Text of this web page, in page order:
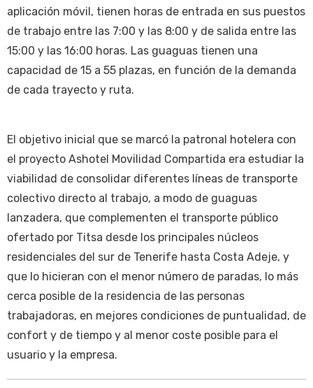
aplicación móvil, tienen horas de entrada en sus puestos
de trabajo entre las 7:00 y las 8:00 y de salida entre las
15:00 y las 16:00 horas. Las guaguas tienen una
capacidad de 15 a 55 plazas, en función de la demanda
de cada trayecto y ruta.
El objetivo inicial que se marcó la patronal hotelera con
el proyecto Ashotel Movilidad Compartida era estudiar la
viabilidad de consolidar diferentes líneas de transporte
colectivo directo al trabajo, a modo de guaguas
lanzadera, que complementen el transporte público
ofertado por Titsa desde los principales núcleos
residenciales del sur de Tenerife hasta Costa Adeje, y
que lo hicieran con el menor número de paradas, lo más
cerca posible de la residencia de las personas
trabajadoras, en mejores condiciones de puntualidad, de
confort y de tiempo y al menor coste posible para el
usuario y la empresa.